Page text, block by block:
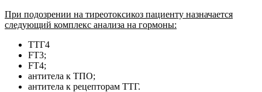
При подозрении на тиреотоксикоз пациенту назначается
следующий комплекс анализа на гормоны:
ТТГ4
FТ3;
FТ4;
антитела к ТПО;
антитела к рецепторам ТТГ.